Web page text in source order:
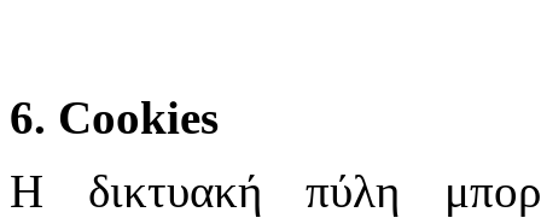
6. Cookies
Η δικτυακή πύλη